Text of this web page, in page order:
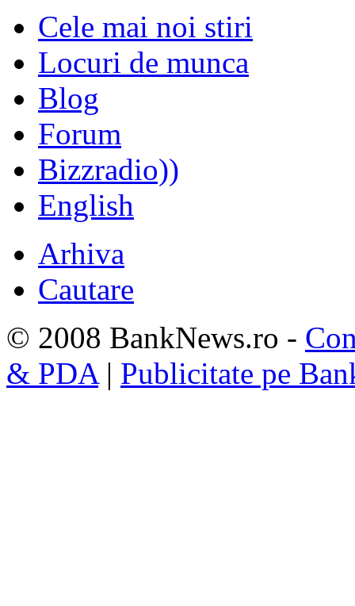
Cele mai noi stiri
Locuri de munca
Blog
Forum
Bizzradio))
English
Arhiva
Cautare
© 2008 BankNews.ro -
& PDA| Publicitate pe